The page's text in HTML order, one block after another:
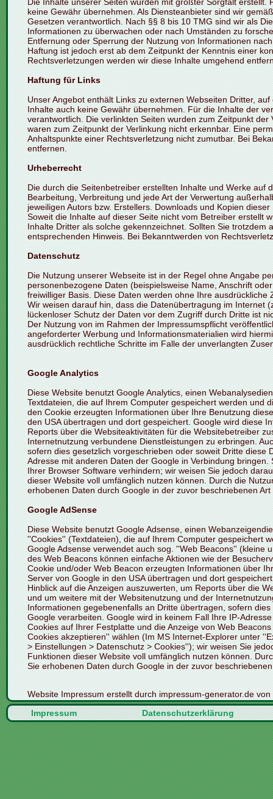
keine Gewähr übernehmen. Als Diensteanbieter sind wir
Gesetzen verantwortlich. Nach §§ 8 bis 10 TMG sind wir als
Informationen zu überwachen oder nach Umständen zu
Entfernung oder Sperrung der Nutzung von Informationen
Haftung ist jedoch erst ab dem Zeitpunkt der Kenntnis einer
Rechtsverletzungen werden wir diese Inhalte umgehend
Haftung für Links
Unser Angebot enthält Links zu externen Webseiten Dritter,
Inhalte auch keine Gewähr übernehmen. Für die Inhalte der
verantwortlich. Die verlinkten Seiten wurden zum Zeitpunkt
waren zum Zeitpunkt der Verlinkung nicht erkennbar. Eine
Anhaltspunkte einer Rechtsverletzung nicht zumutbar. Bei
entfernen.
Urheberrecht
Die durch die Seitenbetreiber erstellten Inhalte und Werke auf
Bearbeitung, Verbreitung und jede Art der Verwertung
jeweiligen Autors bzw. Erstellers. Downloads und Kopien
Soweit die Inhalte auf dieser Seite nicht vom Betreiber erstellt
Inhalte Dritter als solche gekennzeichnet. Sollten Sie
entsprechenden Hinweis. Bei Bekanntwerden von
Datenschutz
Die Nutzung unserer Webseite ist in der Regel ohne Angabe
personenbezogene Daten (beispielsweise Name, Anschrift
freiwilliger Basis. Diese Daten werden ohne Ihre
Wir weisen darauf hin, dass die Datenübertragung im Internet
lückenloser Schutz der Daten vor dem Zugriff durch Dritte ist
Der Nutzung von im Rahmen der Impressumspflicht
angeforderter Werbung und Informationsmaterialien wird
ausdrücklich rechtliche Schritte im Falle der unverlangten
Google Analytics
Diese Website benutzt Google Analytics, einen
Textdateien, die auf Ihrem Computer gespeichert werden und
den Cookie erzeugten Informationen über Ihre Benutzung
den USA übertragen und dort gespeichert. Google wird diese
Reports über die Websiteaktivitäten für die Websitebetreiber
Internetnutzung verbundene Dienstleistungen zu erbringen.
sofern dies gesetzlich vorgeschrieben oder soweit Dritte
Adresse mit anderen Daten der Google in Verbindung
Ihrer Browser Software verhindern; wir weisen Sie jedoch
dieser Website voll umfänglich nutzen können. Durch die
erhobenen Daten durch Google in der zuvor beschriebenen
Google AdSense
Diese Website benutzt Google Adsense, einen
''Cookies'' (Textdateien), die auf Ihrem Computer gespeichert
Google Adsense verwendet auch sog. ''Web Beacons'' (kleine
des Web Beacons können einfache Aktionen wie der
Cookie und/oder Web Beacon erzeugten Informationen über
Server von Google in den USA übertragen und dort
Hinblick auf die Anzeigen auszuwerten, um Reports über die
und um weitere mit der Websitenutzung und der
Informationen gegebenenfalls an Dritte übertragen, sofern
Google verarbeiten. Google wird in keinem Fall Ihre IP-
Cookies auf Ihrer Festplatte und die Anzeige von Web
Cookies akzeptieren'' wählen (Im MS Internet-Explorer unter
> Einstellungen > Datenschutz > Cookies''); wir weisen Sie
Funktionen dieser Website voll umfänglich nutzen können.
Sie erhobenen Daten durch Google in der zuvor
Website Impressum erstellt durchimpressum-generator.devon
Impressum
Datenschutzerklärung